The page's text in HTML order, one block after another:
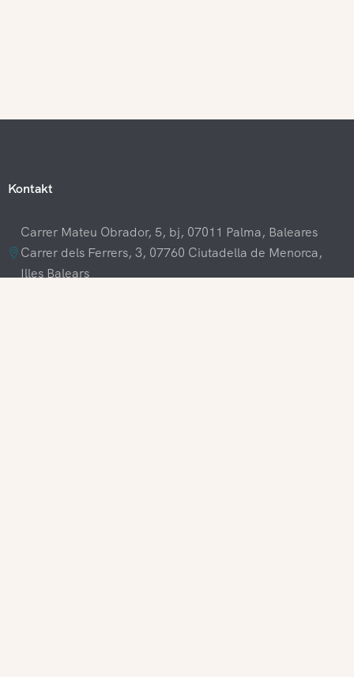
Kontakt
Carrer Mateu Obrador, 5, bj, 07011 Palma, Baleares
Carrer dels Ferrers, 3, 07760 Ciutadella de Menorca,
Illes Balears